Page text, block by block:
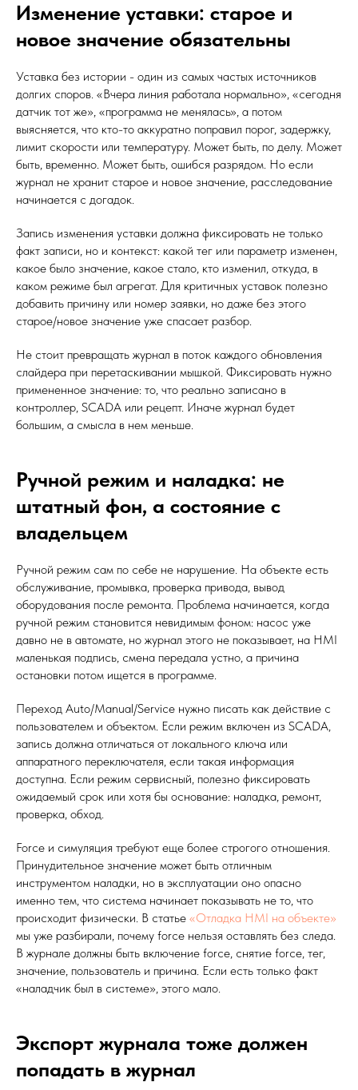
Изменение уставки: старое и
новое значение обязательны
Уставка без истории - один из самых частых источников
долгих споров. «Вчера линия работала нормально», «сегодня
датчик тот же», «программа не менялась», а потом
выясняется, что кто-то аккуратно поправил порог, задержку,
лимит скорости или температуру. Может быть, по делу. Может
быть, временно. Может быть, ошибся разрядом. Но если
журнал не хранит старое и новое значение, расследование
начинается с догадок.
Запись изменения уставки должна фиксировать не только
факт записи, но и контекст: какой тег или параметр изменен,
какое было значение, какое стало, кто изменил, откуда, в
каком режиме был агрегат. Для критичных уставок полезно
добавить причину или номер заявки, но даже без этого
старое/новое значение уже спасает разбор.
Не стоит превращать журнал в поток каждого обновления
слайдера при перетаскивании мышкой. Фиксировать нужно
примененное значение: то, что реально записано в
контроллер, SCADA или рецепт. Иначе журнал будет
большим, а смысла в нем меньше.
Ручной режим и наладка: не
штатный фон, а состояние с
владельцем
Ручной режим сам по себе не нарушение. На объекте есть
обслуживание, промывка, проверка привода, вывод
оборудования после ремонта. Проблема начинается, когда
ручной режим становится невидимым фоном: насос уже
давно не в автомате, но журнал этого не показывает, на HMI
маленькая подпись, смена передала устно, а причина
остановки потом ищется в программе.
Переход Auto/Manual/Service нужно писать как действие с
пользователем и объектом. Если режим включен из SCADA,
запись должна отличаться от локального ключа или
аппаратного переключателя, если такая информация
доступна. Если режим сервисный, полезно фиксировать
ожидаемый срок или хотя бы основание: наладка, ремонт,
проверка, обход.
Force и симуляция требуют еще более строгого отношения.
Принудительное значение может быть отличным
инструментом наладки, но в эксплуатации оно опасно
именно тем, что система начинает показывать не то, что
происходит физически. В статье «Отладка HMI на объекте»
мы уже разбирали, почему force нельзя оставлять без следа.
В журнале должны быть включение force, снятие force, тег,
значение, пользователь и причина. Если есть только факт
«наладчик был в системе», этого мало.
Экспорт журнала тоже должен
попадать в журнал